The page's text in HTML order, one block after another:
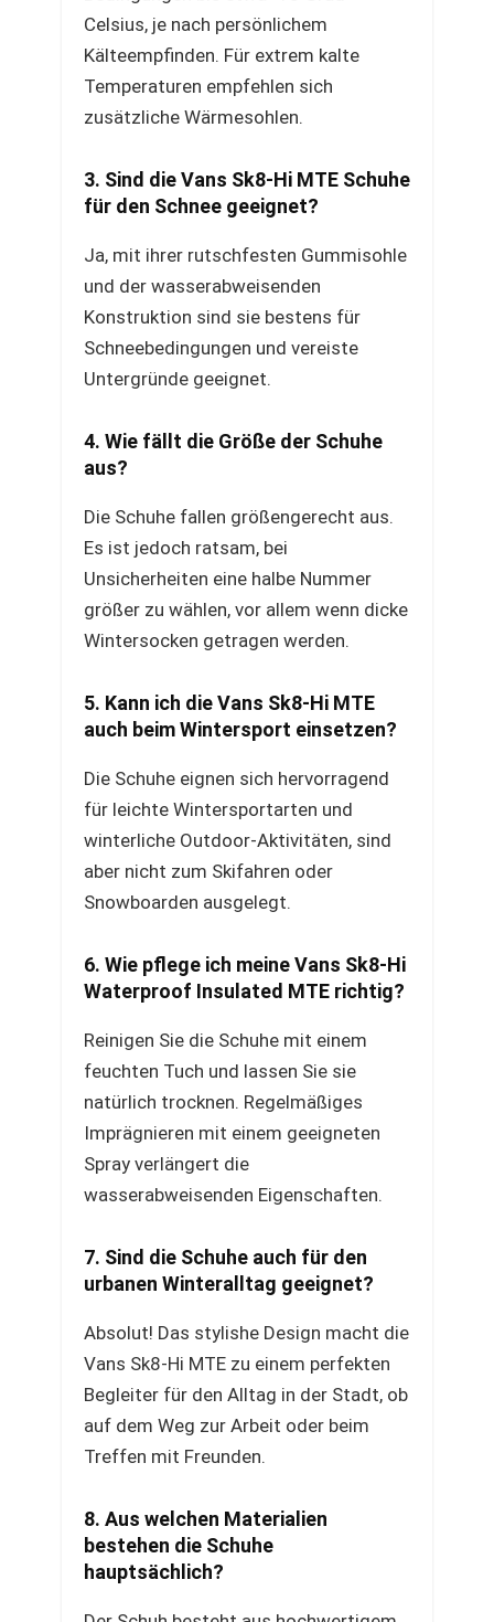
Celsius, je nach persönlichem
Kälteempfinden. Für extrem kalte
Temperaturen empfehlen sich
zusätzliche Wärmesohlen.
3. Sind die Vans Sk8-Hi MTE Schuhe
für den Schnee geeignet?
Ja, mit ihrer rutschfesten Gummisohle
und der wasserabweisenden
Konstruktion sind sie bestens für
Schneebedingungen und vereiste
Untergründe geeignet.
4. Wie fällt die Größe der Schuhe
aus?
Die Schuhe fallen größengerecht aus.
Es ist jedoch ratsam, bei
Unsicherheiten eine halbe Nummer
größer zu wählen, vor allem wenn dicke
Wintersocken getragen werden.
5. Kann ich die Vans Sk8-Hi MTE
auch beim Wintersport einsetzen?
Die Schuhe eignen sich hervorragend
für leichte Wintersportarten und
winterliche Outdoor-Aktivitäten, sind
aber nicht zum Skifahren oder
Snowboarden ausgelegt.
6. Wie pflege ich meine Vans Sk8-Hi
Waterproof Insulated MTE richtig?
Reinigen Sie die Schuhe mit einem
feuchten Tuch und lassen Sie sie
natürlich trocknen. Regelmäßiges
Imprägnieren mit einem geeigneten
Spray verlängert die
wasserabweisenden Eigenschaften.
7. Sind die Schuhe auch für den
urbanen Winteralltag geeignet?
Absolut! Das stylishe Design macht die
Vans Sk8-Hi MTE zu einem perfekten
Begleiter für den Alltag in der Stadt, ob
auf dem Weg zur Arbeit oder beim
Treffen mit Freunden.
8. Aus welchen Materialien
bestehen die Schuhe
hauptsächlich?